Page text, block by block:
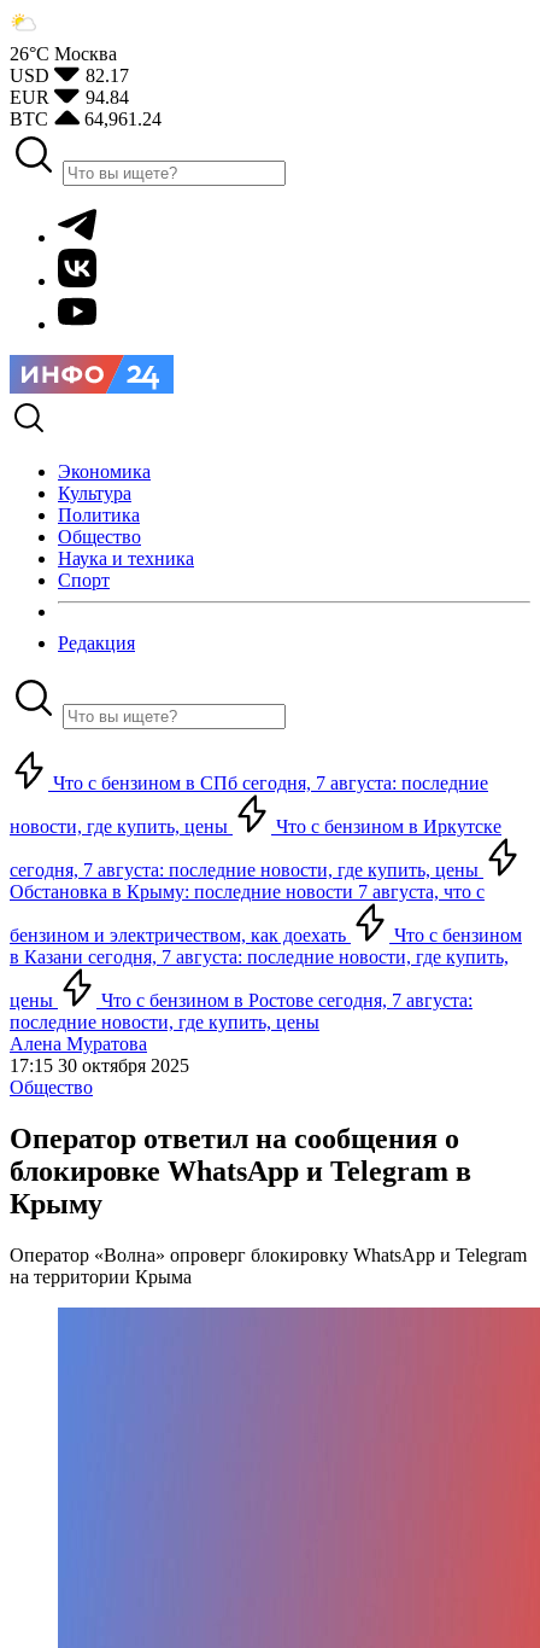
26°С Москва
USD
82.17
EUR
94.84
BTC
64,961.24
Экономика
Культура
Политика
Общество
Наука и техника
Спорт
Редакция
Что с бензином в СПб сегодня, 7 августа: последние
новости, где купить, цены Что с бензином в Иркутске
сегодня, 7 августа: последние новости, где купить, цены
Обстановка в Крыму: последние новости 7 августа, что с
бензином и электричеством, как доехать
Что с бензином
в Казани сегодня, 7 августа: последние новости, где купить,
цены
Что с бензином в Ростове сегодня, 7 августа:
последние новости, где купить, цены
Алена Муратова
17:15 30 октября 2025
Общество
Оператор ответил на сообщения о
блокировке WhatsApp и Telegram в
Крыму
Оператор «Волна» опроверг блокировку WhatsApp и Telegram
на территории Крыма